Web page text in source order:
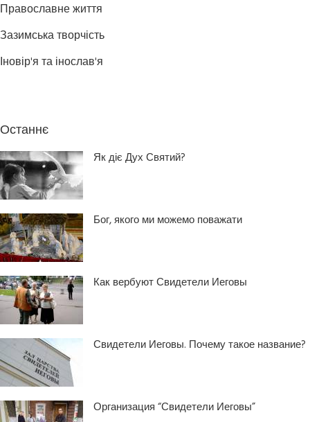
Православне життя
Зазимська творчість
Іновір'я та інослав'я
Останнє
Як діє Дух Святий?
Бог, якого ми можемо поважати
Как вербуют Свидетели Иеговы
Свидетели Иеговы. Почему такое название?
Организация “Свидетели Иеговы”